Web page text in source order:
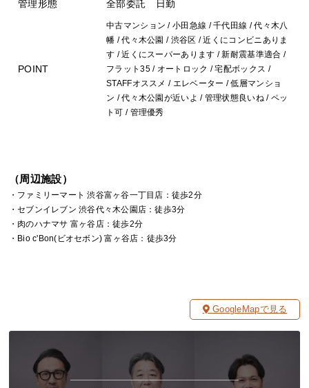
管理形態 全部委託 日勤
POINT
中古マンション / 小田急線 / 千代田線 / 代々木八
幡 / 代々木公園 / 渋谷区 / 近くにコンビニありま
す / 近くにスーパーあります / 新耐震基準適合 /
フラット35 / オートロック / 宅配ボックス /
STAFFオススメ / エレベーター / 低層マンショ
ン / 代々木公園が近いよ / 管理状態良いね / ペッ
ト可 / 管理優秀
（周辺施設）
・ファミリーマート 渋谷富ヶ谷一丁目店：徒歩2分
・セブンイレブン 渋谷代々木公園店：徒歩3分
・肉のハナマサ 富ヶ谷店：徒歩2分
・Bio c'Bon(ビオセボン) 富ヶ谷店：徒歩3分
GoogleMapで見る